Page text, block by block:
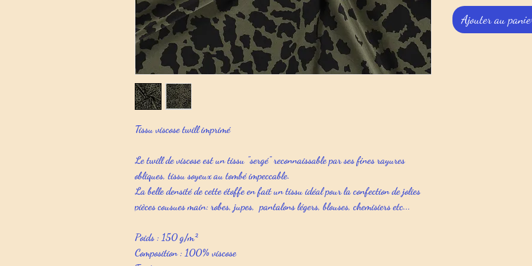
Tissu viscose twill imprimé
Le twill de viscose est un tissu "sergé" reconnaissable par ses fines rayures
obliques, tissu soyeux au tombé impeccable.
La belle densité de cette étoffe en fait un tissu idéal pour la confection de jolies
pièces cousues main: robes, jupes, pantalons légers, blouses, chemisiers etc...
Poids : 150 g/m²
Composition : 100% viscose
Ajouter au